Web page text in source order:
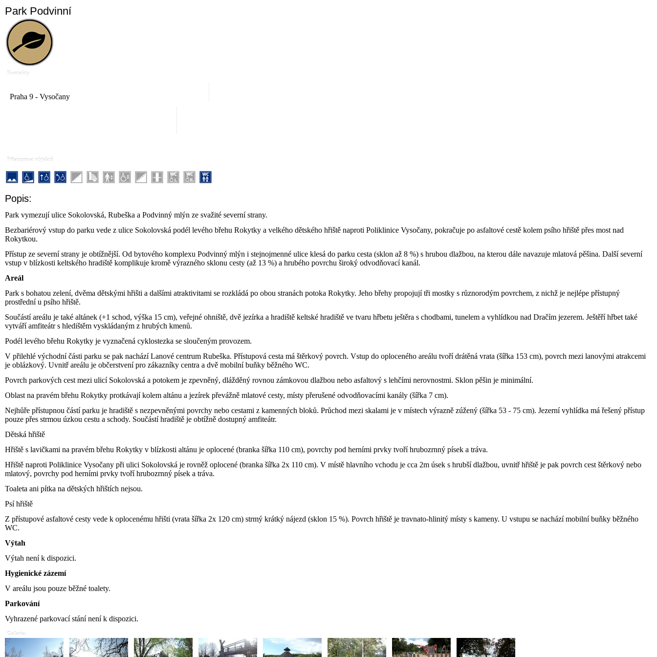
Park Podvinní
Kontakty
Praha 9 - Vysočany
Přístupnost objektů
Popis:
Park vymezují ulice Sokolovská, Rubeška a Podvinný mlýn ze svažité severní strany.
Bezbariérový vstup do parku vede z ulice Sokolovská podél levého břehu Rokytky a velkého dětského hřiště naproti Poliklinice Vysočany, pokračuje po asfaltové cestě kolem psího hřiště přes most nad
Rokytkou.
Přístup ze severní strany je obtížnější. Od bytového komplexu Podvinný mlýn i stejnojmenné ulice klesá do parku cesta (sklon až 8 %) s hrubou dlažbou, na kterou dále navazuje mlatová pěšina. Další severní
vstup v blízkosti keltského hradiště komplikuje kromě výrazného sklonu cesty (až 13 %) a hrubého povrchu široký odvodňovací kanál.
Areál
Park s bohatou zelení, dvěma dětskými hřišti a dalšími atraktivitami se rozkládá po obou stranách potoka Rokytky. Jeho břehy propojují tři mostky s různorodým povrchem, z nichž je nejlépe přístupný
prostřední u psího hřiště.
Součástí areálu je také altánek (+1 schod, výška 15 cm), veřejné ohniště, dvě jezírka a hradiště keltské hradiště ve tvaru hřbetu ještěra s chodbami, tunelem a vyhlídkou nad Dračím jezerem. Ještěří hřbet také
vytváří amfiteátr s hledištěm vyskládaným z hrubých kmenů.
Podél levého břehu Rokytky je vyznačená cyklostezka se sloučeným provozem.
V přilehlé východní části parku se pak nachází Lanové centrum Rubeška. Přístupová cesta má štěrkový povrch. Vstup do oploceného areálu tvoří drátěná vrata (šířka 153 cm), povrch mezi lanovými atrakcemi
je oblázkový. Uvnitř areálu je občerstvení pro zákazníky centra a dvě mobilní buňky běžného WC.
Povrch parkových cest mezi ulicí Sokolovská a potokem je zpevněný, dlážděný rovnou zámkovou dlažbou nebo asfaltový s lehčími nerovnostmi. Sklon pěšin je minimální.
Oblast na pravém břehu Rokytky protkávají kolem altánu a jezírek převážně mlatové cesty, místy přerušené odvodňovacími kanály (šířka 7 cm).
Nejhůře přístupnou částí parku je hradiště s nezpevněnými povrchy nebo cestami z kamenných bloků. Průchod mezi skalami je v místech výrazně zúžený (šířka 53 - 75 cm). Jezerní vyhlídka má řešený přístup
pouze přes strmou úzkou cestu a schody. Součástí hradiště je obtížně dostupný amfiteátr.
Dětská hřiště
Hřiště s lavičkami na pravém břehu Rokytky v blízkosti altánu je oplocené (branka šířka 110 cm), povrchy pod herními prvky tvoří hrubozrnný písek a tráva.
Hřiště naproti Poliklinice Vysočany při ulici Sokolovská je rovněž oplocené (branka šířka 2x 110 cm). V místě hlavního vchodu je cca 2m úsek s hrubší dlažbou, uvnitř hřiště je pak povrch cest štěrkový nebo
mlatový, povrchy pod herními prvky tvoří hrubozrnný písek a tráva.
Toaleta ani pítka na dětských hřištích nejsou.
Psí hřiště
Z přístupové asfaltové cesty vede k oplocenému hřišti (vrata šířka 2x 120 cm) strmý krátký nájezd (sklon 15 %). Povrch hřiště je travnato-hlinitý místy s kameny. U vstupu se nachází mobilní buňky běžného
WC.
Výtah
Výtah není k dispozici.
Hygienické zázemí
V areálu jsou pouze běžné toalety.
Parkování
Vyhrazené parkovací stání není k dispozici.
Galerie: